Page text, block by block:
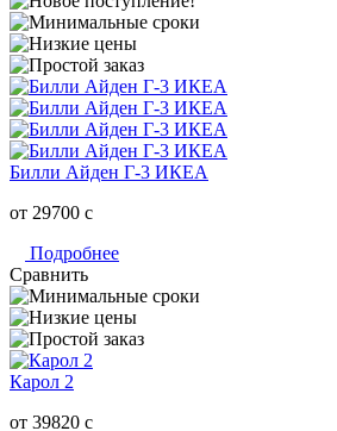
Билли Айден Г-3 ИКЕА
от 29700 c
Подробнее
Сравнить
Карол 2
от 39820 c